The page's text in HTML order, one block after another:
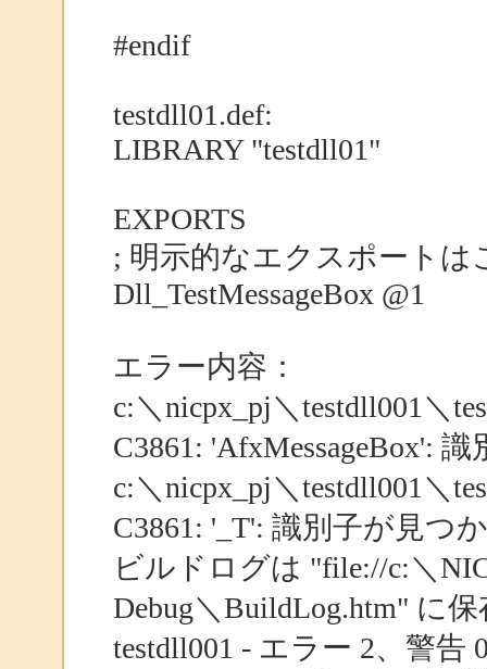
#endif
testdll01.def:
LIBRARY "testdll01"
EXPORTS
; 明示的なエクスポートは
Dll_TestMessageBox @1
エラー内容：
c:＼nicpx_pj＼testdll001＼
C3861: 'AfxMessageBox':
c:＼nicpx_pj＼testdll001＼
C3861: '_T': 識別子が見つ
ビルドログは "file://c:＼
Debug＼BuildLog.htm" に
testdll001 - エラー 2、警告